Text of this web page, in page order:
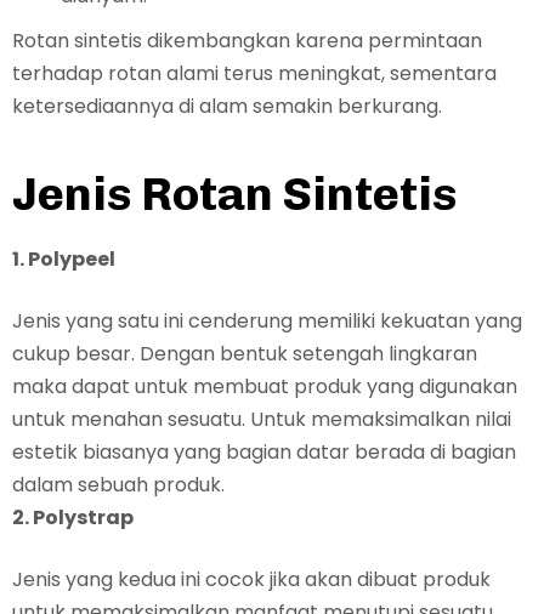
Rotan sintetis dikembangkan karena permintaan
terhadap rotan alami terus meningkat, sementara
ketersediaannya di alam semakin berkurang.
Jenis Rotan Sintetis
1. Polypeel
Jenis yang satu ini cenderung memiliki kekuatan yang
cukup besar. Dengan bentuk setengah lingkaran
maka dapat untuk membuat produk yang digunakan
untuk menahan sesuatu. Untuk memaksimalkan nilai
estetik biasanya yang bagian datar berada di bagian
dalam sebuah produk.
2. Polystrap
Jenis yang kedua ini cocok jika akan dibuat produk